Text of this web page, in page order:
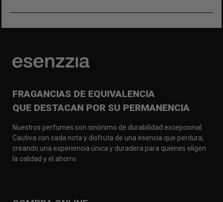
FRAGANCIAS DE EQUIVALENCIA
QUE DESTACAN POR SU PERMANENCIA
Nuestros perfumes son sinónimo de durabilidad excepcional.
Cautiva con cada nota y disfruta de una esencia que perdura,
creando una experiencia única y duradera para quienes eligen
la calidad y el ahorro.